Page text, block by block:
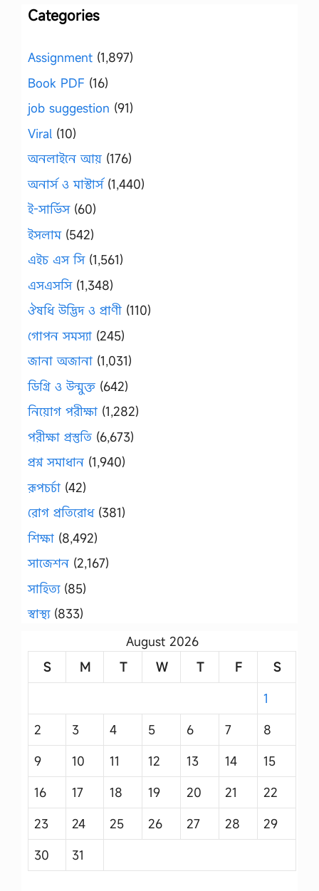
Categories
Assignment (1,897)
Book PDF (16)
job suggestion (91)
Viral (10)
অনলাইনে আয় (176)
অনার্স ও মাস্টার্স(1,440)
ই-সার্ভিস(60)
ইসলাম(542)
এইচ এস সি(1,561)
এসএসসি(1,348)
ঔষধি উদ্ভিদ ও প্রাণী (110)
গোপন সমস্যা (245)
জানা অজানা (1,031)
ডিগ্রি ও উন্মুক্ত (642)
নিয়োগ পরীক্ষা (1,282)
পরীক্ষা প্রস্তুতি (6,673)
প্রশ্ন সমাধান (1,940)
রূপচর্চা (42)
রোগ প্রতিরোধ(381)
শিক্ষা (8,492)
সাজেশন (2,167)
সাহিত্য(85)
স্বাস্থ্য(833)
August 2026
S
M T W T F
S
1
2
3 4 5 6 7
8
9
10 11 12 13 14
15
16
17 18 19 20 21
22
23
24 25 26 27 28
29
30
31